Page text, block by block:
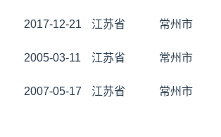
2017-12-21 江苏省 常州市
2005-03-11 江苏省 常州市
2007-05-17 江苏省 常州市